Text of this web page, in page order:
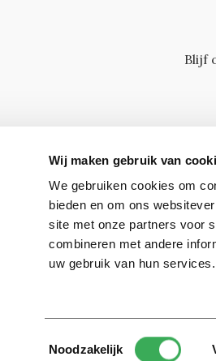
Wij maken gebruik van
We gebruiken cookies om
bieden en om ons
site met onze partners voor
combineren met andere
uw gebruik van hun services.
Toestemmingsselectie
Noodzakelijk
Blijf
Adverteren Werken bij